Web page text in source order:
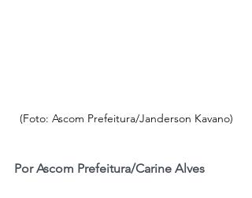
(Foto: Ascom Prefeitura/Janderson Kavano)
Por Ascom Prefeitura/Carine Alves